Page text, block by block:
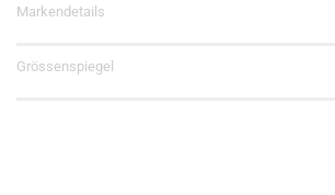
Markendetails
Grössenspiegel